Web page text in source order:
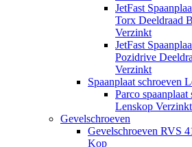
JetFast
Torx Deeldraad
Verzinkt
JetFast
Pozidrive
Verzinkt
Spaanplaat schroeven
Parco spaanplaat
Lenskop
Gevelschroeven
Gevelschroeven RVS
Kop